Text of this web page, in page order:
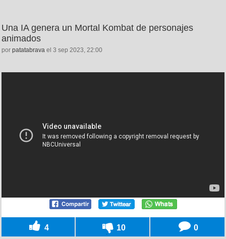
Una IA genera un Mortal Kombat de personajes
animados
por patatabrava el 3 sep 2023, 22:00
4 10 0